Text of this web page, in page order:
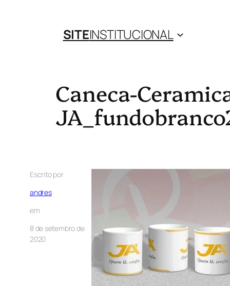
SITEINSTITUCIONAL
Caneca-
Escrito por
andres
em
8 de setembro de
2020